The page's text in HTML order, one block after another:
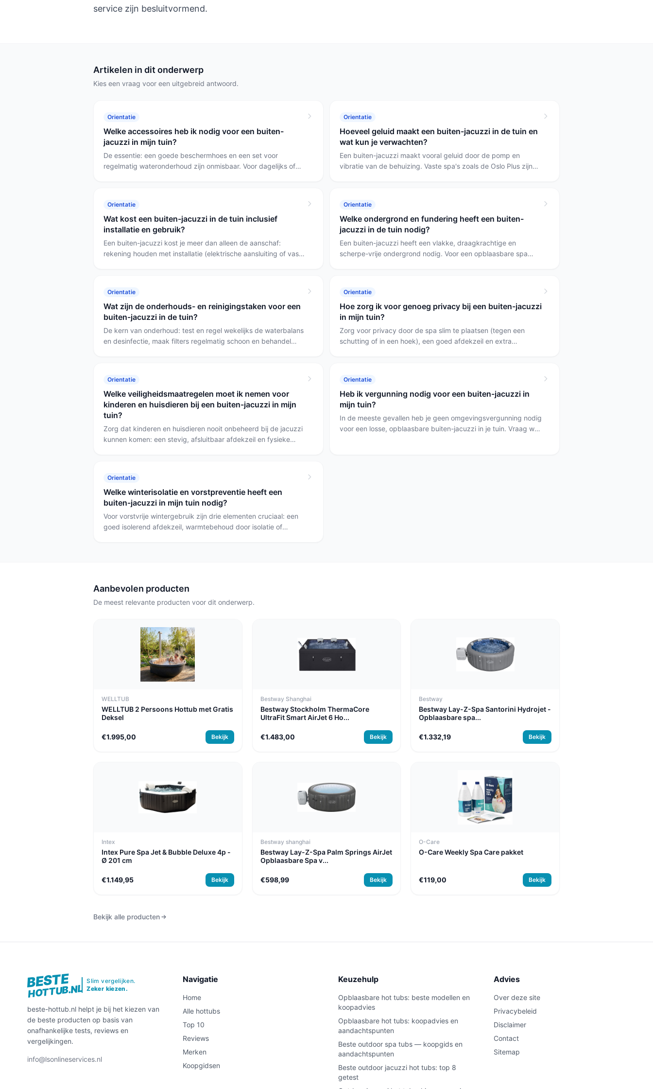
service zijn besluitvormend.
Artikelen in dit onderwerp
Kies een vraag voor een uitgebreid antwoord.
Orientatie
Welke accessoires heb ik nodig voor een buiten-
jacuzzi in mijn tuin?
De essentie: een goede beschermhoes en een set voor
regelmatig wateronderhoud zijn onmisbaar. Voor dagelijks of
Orientatie
Hoeveel geluid maakt een buiten-jacuzzi in de tuin en
wat kun je verwachten?
Een buiten-jacuzzi maakt vooral geluid door de pomp en
vibratie van de behuizing. Vaste spa's zoals de Oslo Plus zijn
Orientatie
Wat kost een buiten-jacuzzi in de tuin inclusief
installatie en gebruik?
Een buiten-jacuzzi kost je meer dan alleen de aanschaf:
rekening houden met installatie (elektrische aansluiting of vaste
uitvoering met veel jets en 650 liter water als je ruimte en
comfort belangrijker vindt.
Orientatie
Welke ondergrond en fundering heeft een buiten-
jacuzzi in de tuin nodig?
Een buiten-jacuzzi heeft een vlakke, draagkrachtige en
scherpe-vrije ondergrond nodig. Voor een opblaasbare spa
ruimte.
Orientatie
Wat zijn de onderhouds- en reinigingstaken voor een
buiten-jacuzzi in de tuin?
De kern van onderhoud: test en regel wekelijks de waterbalans
en desinfectie, maak filters regelmatig schoon en behandel
Orientatie
Hoe zorg ik voor genoeg privacy bij een buiten-jacuzzi
in mijn tuin?
Zorg voor privacy door de spa slim te plaatsen (tegen een
schutting of in een hoek), een goed afdekzeil en extra
een opblaasbare als je flexibiliteit en verplaatsing belangrijker
zijn.
Orientatie
Welke veiligheidsmaatregelen moet ik nemen voor
kinderen en huisdieren bij een buiten-jacuzzi in mijn
tuin?
Zorg dat kinderen en huisdieren nooit onbeheerd bij de jacuzzi
kunnen komen: een stevig, afsluitbaar afdekzeil en fysieke
niet‑opblaasbare spa voor extra veiligheid.
Orientatie
Heb ik vergunning nodig voor een buiten-jacuzzi in
mijn tuin?
In de meeste gevallen heb je geen omgevingsvergunning nodig
voor een losse, opblaasbare buiten-jacuzzi in je tuin. Vraag wel
Orientatie
Welke winterisolatie en vorstpreventie heeft een
buiten-jacuzzi in mijn tuin nodig?
Voor vorstvrije wintergebruik zijn drie elementen cruciaal: een
goed isolerend afdekzeil, warmtebehoud door isolatie of
Aanbevolen producten
De meest relevante producten voor dit onderwerp.
WELLTUB
WELLTUB 2 Persoons Hottub met Gratis
Deksel
€1.995,00 Bekijk
Bestway Shanghai
Bestway Stockholm ThermaCore
UltraFit Smart AirJet 6 Ho...
€1.483,00 Bekijk
Bestway
Bestway Lay-Z-Spa Santorini Hydrojet -
Opblaasbare spa...
€1.332,19 Bekijk
Intex
Intex Pure Spa Jet & Bubble Deluxe 4p -
Ø 201 cm
€1.149,95 Bekijk
Bestway shanghai
Bestway Lay-Z-Spa Palm Springs AirJet
Opblaasbare Spa v...
€598,99 Bekijk
O-Care
O-Care Weekly Spa Care pakket
€119,00 Bekijk
Bekijk alle producten
BESTE
HOTTUB.NL
Slim vergelijken.
Zeker kiezen.
beste-hottub.nl helpt je bij het kiezen van
de beste producten op basis van
onafhankelijke tests, reviews en
vergelijkingen.
info@lsonlineservices.nl
Navigatie
Home
Alle hottubs
Top 10
Reviews
Merken
Koopgidsen
Keuzehulp
Opblaasbare hot tubs: beste modellen en
koopadvies
Opblaasbare hot tubs: koopadvies en
aandachtspunten
Beste outdoor spa tubs — koopgids en
aandachtspunten
Beste outdoor jacuzzi hot tubs: top 8
getest
Advies
Over deze site
Privacybeleid
Disclaimer
Contact
Sitemap